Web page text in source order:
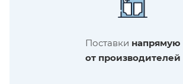
Поставки напрямую
от производителей